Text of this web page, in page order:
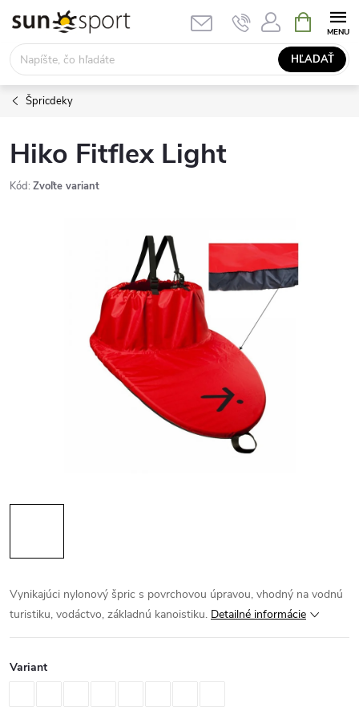
obsah
HĽADAŤ
KOŠÍK
Špricdeky
Hiko Fitflex Light
Kód: Zvoľte variant
Vynikajúci nylonový špric s povrchovou úpravou, vhodný na vodnú
turistiku, vodáctvo, základnú kanoistiku. Detailné informácie
Variant